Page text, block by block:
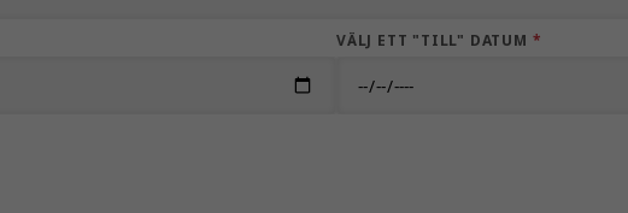
VÄLJ ETT "TILL" DATUM *